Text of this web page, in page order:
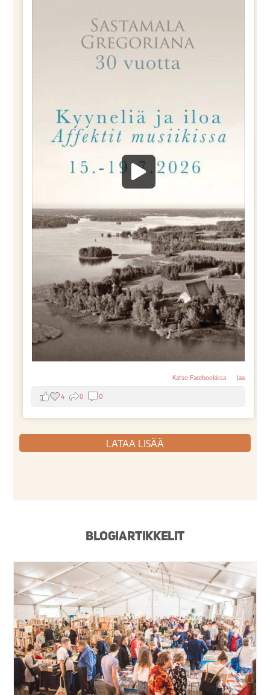
Katso Facebookissa · Jaa
4 0 0
LATAA LISÄÄ
Blogiartikkelit